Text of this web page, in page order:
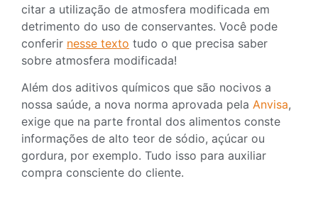
citar a utilização de atmosfera modificada em
detrimento do uso de conservantes. Você pode
conferir nesse texto tudo o que precisa saber
sobre atmosfera modificada!
Além dos aditivos químicos que são nocivos a
nossa saúde, a nova norma aprovada pela Anvisa,
exige que na parte frontal dos alimentos conste
informações de alto teor de sódio, açúcar ou
gordura, por exemplo. Tudo isso para auxiliar
compra consciente do cliente.